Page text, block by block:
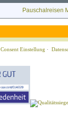
Pauschalreisen
Consent Einstellung ·